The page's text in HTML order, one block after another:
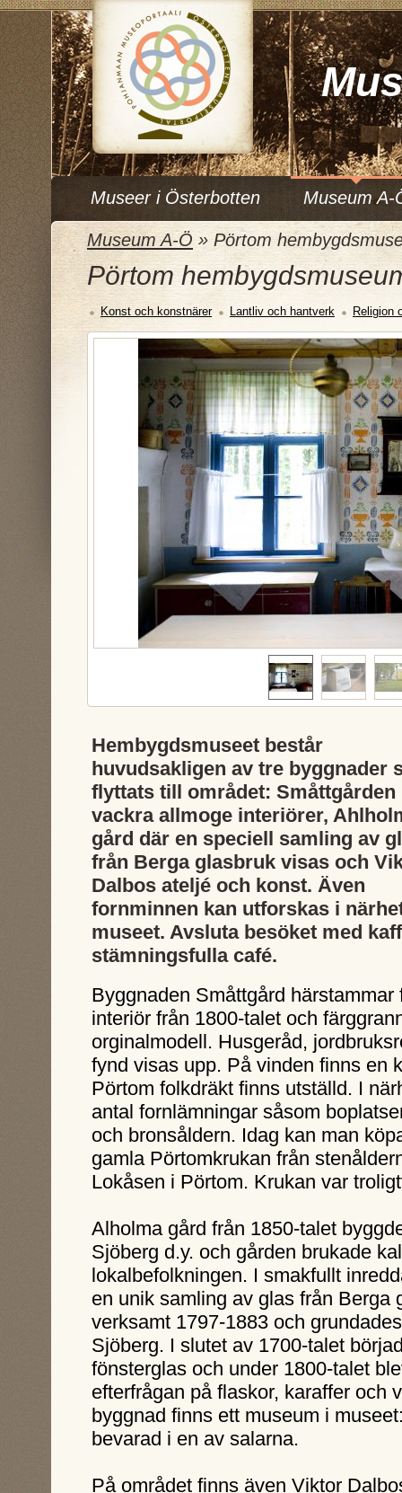
Museer i Österbotten Museum A-
Museum A-Ö » Pörtom
Pörtom
Konst och konstnärer Lantliv och hantverk Religion
Hembygdsmuseet består
huvudsakligen av tre byggnader
flyttats till området: Småttgården
vackra allmoge interiörer,
gård där en speciell samling av
från Berga glasbruk visas och
Dalbos ateljé och konst. Även
fornminnen kan utforskas i
museet. Avsluta besöket med
stämningsfulla café.
Byggnaden Småttgård
interiör från 1800-talet och
orginalmodell. Husgeråd,
fynd visas upp. På vinden finns en
Pörtom folkdräkt finns utställd. I
antal fornlämningar såsom
och bronsåldern. Idag kan man
gamla Pörtomkrukan från
Lokåsen i Pörtom. Krukan var
Alholma gård från 1850-talet
Sjöberg d.y. och gården brukade
lokalbefolkningen. I smakfullt
en unik samling av glas från Berga
verksamt 1797-1883 och
Sjöberg. I slutet av 1700-talet
fönsterglas och under 1800-talet
efterfrågan på flaskor, karaffer och
byggnad finns ett museum i
bevarad i en av salarna.
På området finns även Viktor